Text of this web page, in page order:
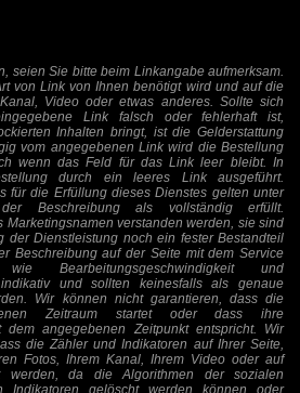
seien Sie bitte beim Linkangabe aufmerksam.
von Link von Ihnen benötigt wird und auf die
Video oder etwas anderes. Sollte sich
Link falsch oder fehlerhaft ist,
Inhalten bringt, ist die Gelderstattung
vom angegebenen Link wird die Bestellung
wenn das Feld für das Link leer bleibt. In
durch ein leeres Link ausgeführt.
für die Erfüllung dieses Dienstes gelten unter
Beschreibung als vollständig erfüllt.
Marketingsnamen verstanden werden, sie sind
der Dienstleistung noch ein fester Bestandteil
Beschreibung auf der Seite mit dem Service
Bearbeitungsgeschwindigkeit und
und sollten keinesfalls als genaue
Wir können nicht garantieren, dass die
Zeitraum startet oder dass ihre
dem angegebenen Zeitpunkt entspricht. Wir
die Zähler und Indikatoren auf Ihrer Seite,
Fotos, Ihrem Kanal, Ihrem Video oder auf
werden, da die Algorithmen der sozialen
Indikatoren gelöscht werden können oder